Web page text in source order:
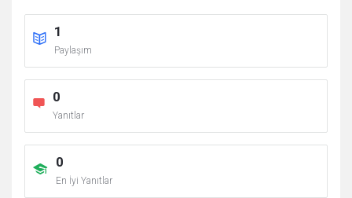
1
Paylaşım
0
Yanıtlar
0
En İyi Yanıtlar